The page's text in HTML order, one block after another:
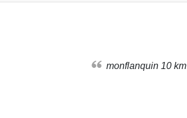
monflanquin 10 km